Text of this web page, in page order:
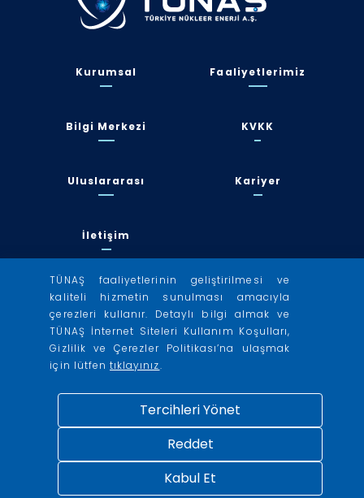
TÜNAŞ faaliyetlerinin geliştirilmesi ve
kaliteli hizmetin sunulması amacıyla
çerezleri kullanır. Detaylı bilgi almak ve
TÜNAŞ İnternet Siteleri Kullanım Koşulları,
Gizlilik ve Çerezler Politikası’na ulaşmak
için lütfentıklayınız.
Tercihleri Yönet
Reddet
Kabul Et
Kurumsal Faaliyetlerimiz
Bilgi Merkezi KVKK
Uluslararası Kariyer
İletişim
TÜRKİYE NÜKLEER ENERJİ A.Ş.
E-mail:tunas.iletisim@enerji.gov.tr
Tel:+90 312 285 00 21
İşçi Blokları Mah. Mevlana Blv. No: 162, 06510 Çankaya/Ankara